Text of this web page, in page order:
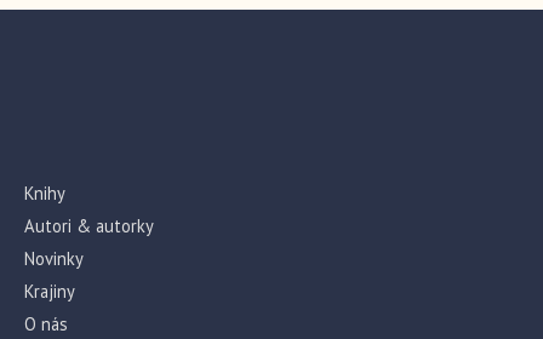
Knihy
Autori & autorky
Novinky
Krajiny
O nás